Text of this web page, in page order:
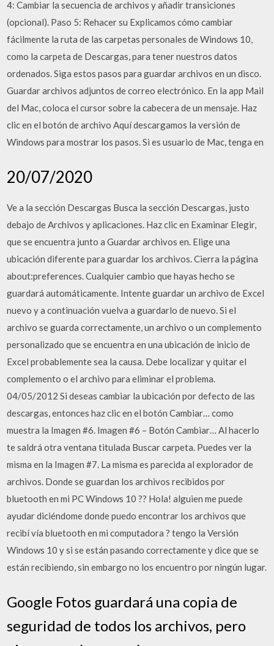
4: Cambiar la secuencia de archivos y añadir transiciones
(opcional). Paso 5: Rehacer su Explicamos cómo cambiar
fácilmente la ruta de las carpetas personales de Windows 10,
como la carpeta de Descargas, para tener nuestros datos
ordenados. Siga estos pasos para guardar archivos en un disco.
Guardar archivos adjuntos de correo electrónico. En la app Mail
del Mac, coloca el cursor sobre la cabecera de un mensaje. Haz
clic en el botón de archivo Aquí descargamos la versión de
Windows para mostrar los pasos. Si es usuario de Mac, tenga en
20/07/2020
Ve a la sección Descargas Busca la sección Descargas, justo
debajo de Archivos y aplicaciones. Haz clic en Examinar Elegir,
que se encuentra junto a Guardar archivos en. Elige una
ubicación diferente para guardar los archivos. Cierra la página
about:preferences. Cualquier cambio que hayas hecho se
guardará automáticamente. Intente guardar un archivo de Excel
nuevo y a continuación vuelva a guardarlo de nuevo. Si el
archivo se guarda correctamente, un archivo o un complemento
personalizado que se encuentra en una ubicación de inicio de
Excel probablemente sea la causa. Debe localizar y quitar el
complemento o el archivo para eliminar el problema.
04/05/2012 Si deseas cambiar la ubicación por defecto de las
descargas, entonces haz clic en el botón Cambiar… como
muestra la Imagen #6. Imagen #6 – Botón Cambiar… Al hacerlo
te saldrá otra ventana titulada Buscar carpeta. Puedes ver la
misma en la Imagen #7. La misma es parecida al explorador de
archivos. Donde se guardan los archivos recibidos por
bluetooth en mi PC Windows 10 ?? Hola! alguien me puede
ayudar diciéndome donde puedo encontrar los archivos que
recibí vía bluetooth en mi computadora ? tengo la Versión
Windows 10 y si se están pasando correctamente y dice que se
están recibiendo, sin embargo no los encuentro por ningún lugar.
Google Fotos guardará una copia de
seguridad de todos los archivos, pero